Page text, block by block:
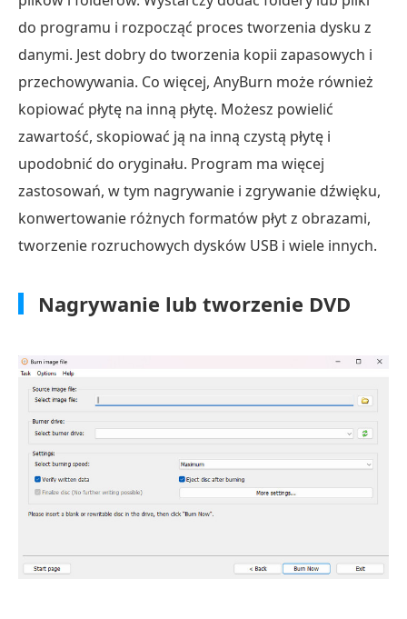
do programu i rozpocząć proces tworzenia dysku z
danymi. Jest dobry do tworzenia kopii zapasowych i
przechowywania. Co więcej, AnyBurn może również
kopiować płytę na inną płytę. Możesz powielić
zawartość, skopiować ją na inną czystą płytę i
upodobnić do oryginału. Program ma więcej
zastosowań, w tym nagrywanie i zgrywanie dźwięku,
konwertowanie różnych formatów płyt z obrazami,
tworzenie rozruchowych dysków USB i wiele innych.
Nagrywanie lub tworzenie DVD